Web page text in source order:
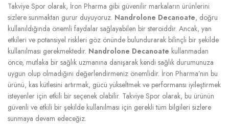
Takviye Spor olarak, İron Pharma gibi güvenilir markaların ürünlerini
sizlere sunmaktan gurur duyuyoruz. Nandrolone Decanoate, doğru
kullanıldığında önemli faydalar sağlayabilen bir steroiddir. Ancak, yan
etkileri ve potansiyel riskleri göz önünde bulundurarak bilinçli bir şekilde
kullanılması gerekmektedir. Nandrolone Decanoate kullanmadan
önce, mutlaka bir sağlık uzmanına danışarak kendi sağlık durumunuza
uygun olup olmadığını değerlendirmeniz önemlidir. İron Pharma’nın bu
ürünü, kas kütlesini artırmak, gücü yükseltmek ve performansı iyileştirmek
isteyenler için etkili bir seçenek olabilir. Takviye Spor olarak, bu ürünün
güvenli ve etkili bir şekilde kullanılması için gerekli tüm bilgileri sizlere
sunmaya devam edeceğiz.